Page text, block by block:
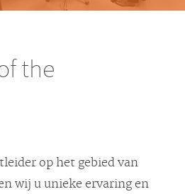
& COMPANY
NEDERLANDS
the
op het gebied van
wij u unieke ervaring en